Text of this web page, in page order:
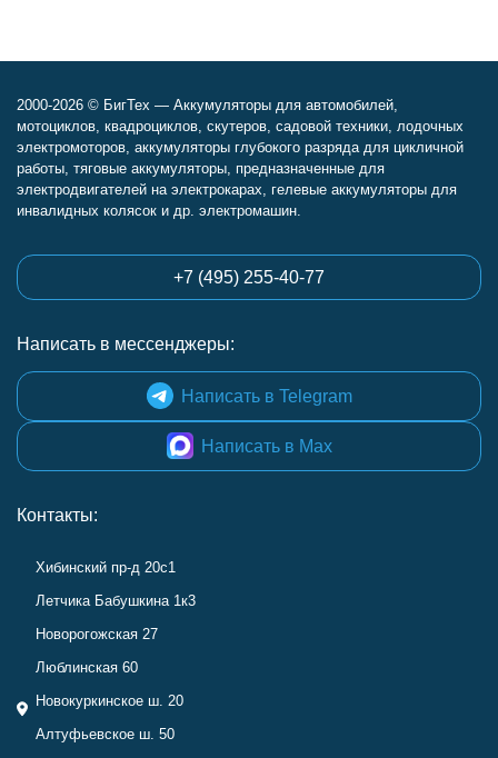
2000-2026 © БигТех — Аккумуляторы для автомобилей,
мотоциклов, квадроциклов, скутеров, садовой техники, лодочных
электромоторов, аккумуляторы глубокого разряда для цикличной
работы, тяговые аккумуляторы, предназначенные для
электродвигателей на электрокарах, гелевые аккумуляторы для
инвалидных колясок и др. электромашин.
+7 (495) 255-40-77
Написать в мессенджеры:
Написать в Telegram
Написать в Max
Контакты:
Хибинский пр-д 20с1
Летчика Бабушкина 1к3
Новорогожская 27
Люблинская 60
Новокуркинское ш. 20
Алтуфьевское ш. 50